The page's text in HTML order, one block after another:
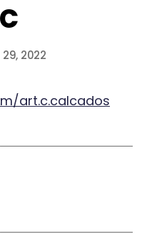
2022
art.c.calcados